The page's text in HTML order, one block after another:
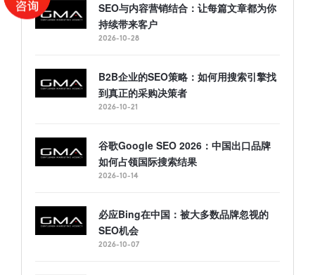
SEO与内容营销结合：让每篇文章都为你
持续带来客户
2026-10-28
B2B企业的SEO策略：如何用搜索引擎找
到真正的采购决策者
2026-10-21
谷歌Google SEO 2026：中国出口品牌
如何占领国际搜索结果
2026-10-14
必应Bing在中国：被大多数品牌忽视的
SEO机会
2026-10-07